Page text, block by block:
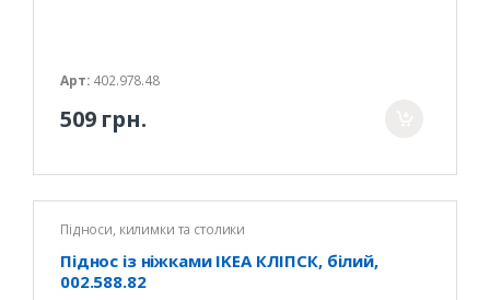
Арт: 402.978.48
509 грн.
Підноси, килимки та столики
Піднос із ніжками IKEA КЛІПСК, білий,
002.588.82